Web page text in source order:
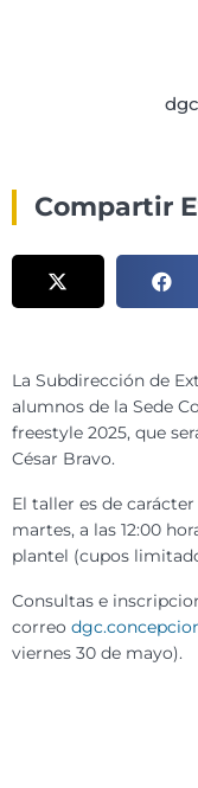
La Subdirección de
alumnos de la Sede
freestyle 2025, que
César Bravo.
El taller es de
martes, a las 12:00
plantel (cupos
Consultas e
correo
viernes 30 de mayo).
Compartir